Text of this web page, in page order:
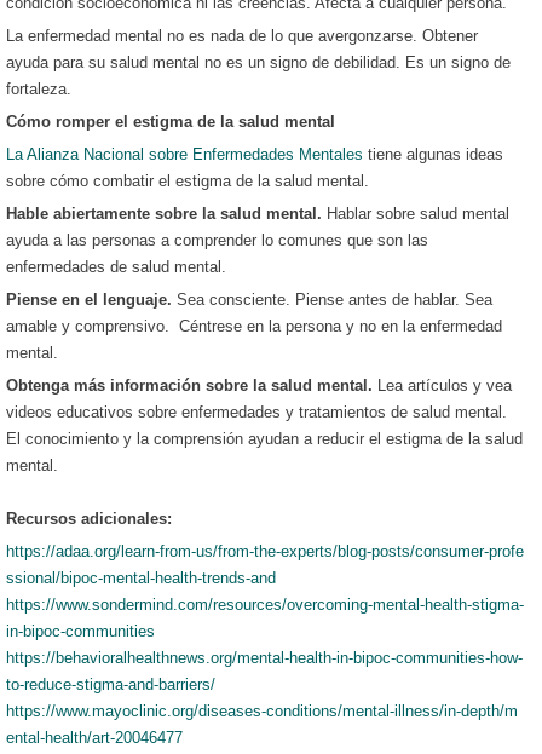
La enfermedad mental no es nada de lo que avergonzarse. Obtener
ayuda para su salud mental no es un signo de debilidad. Es un signo de
fortaleza.
Cómo romper el estigma de la salud mental
La Alianza Nacional sobre Enfermedades Mentales tiene algunas ideas
sobre cómo combatir el estigma de la salud mental.
Hable abiertamente sobre la salud mental. Hablar sobre salud mental
ayuda a las personas a comprender lo comunes que son las
enfermedades de salud mental.
Piense en el lenguaje. Sea consciente. Piense antes de hablar. Sea
amable y comprensivo. Céntrese en la persona y no en la enfermedad
mental.
Obtenga más información sobre la salud mental.
Lea artículos y vea
videos educativos sobre enfermedades y tratamientos de salud mental.
El conocimiento y la comprensión ayudan a reducir el estigma de la salud
mental.
Recursos adicionales:
https://adaa.org/learn-from-us/from-the-experts/blog-posts/consumer-profe
ssional/bipoc-mental-health-trends-and
https://www.sondermind.com/resources/overcoming-mental-health-stigma-
in-bipoc-communities
https://behavioralhealthnews.org/mental-health-in-bipoc-communities-how-
to-reduce-stigma-and-barriers/
https://www.mayoclinic.org/diseases-conditions/mental-illness/in-depth/m
ental-health/art-20046477